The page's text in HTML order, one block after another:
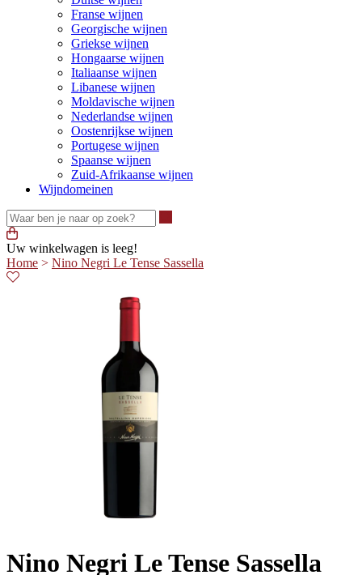
Franse wijnen
Georgische wijnen
Griekse wijnen
Hongaarse wijnen
Italiaanse wijnen
Libanese wijnen
Moldavische wijnen
Nederlandse wijnen
Oostenrijkse wijnen
Portugese wijnen
Spaanse wijnen
Zuid-Afrikaanse wijnen
Wijndomeinen
Uw winkelwagen is leeg!
Home > Nino Negri Le Tense Sassella
Nino Negri Le Tense Sassella